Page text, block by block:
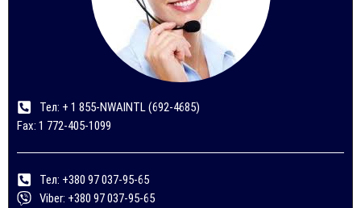
Тел: + 1 855-NWAINTL (692-4685)
Fax: 1 772-405-1099
Тел: +380 97 037-95-65
Viber: +380 97 037-95-65